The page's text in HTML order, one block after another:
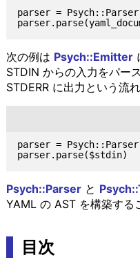
parser =
次の例は Psych::Emitter
STDIN からの入力をパー
STDERR に出力という流
parser =
Psych::Parserと
YAML の AST を構築する
目次